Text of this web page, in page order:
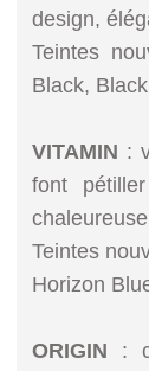
design,
Teintes
Black,
VITAMIN :
font
Teintes
Horizon
ORIGIN :